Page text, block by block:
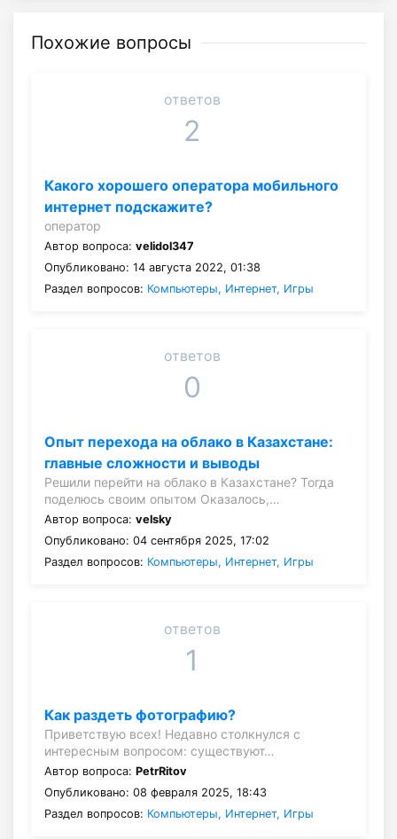
Похожие вопросы
ответов
2
Какого хорошего оператора мобильного
интернет подскажите?
оператор
Автор вопроса: velidol347
Опубликовано: 14 августа 2022, 01:38
Раздел вопросов: Компьютеры, Интернет, Игры
ответов
0
Опыт перехода на облако в Казахстане:
главные сложности и выводы
Решили перейти на облако в Казахстане? Тогда
поделюсь своим опытом Оказалось,…
Автор вопроса: velsky
Опубликовано: 04 сентября 2025, 17:02
Раздел вопросов: Компьютеры, Интернет, Игры
ответов
1
Как раздеть фотографию?
Приветствую всех! Недавно столкнулся с
интересным вопросом: существуют…
Автор вопроса: PetrRitov
Опубликовано: 08 февраля 2025, 18:43
Раздел вопросов: Компьютеры, Интернет, Игры